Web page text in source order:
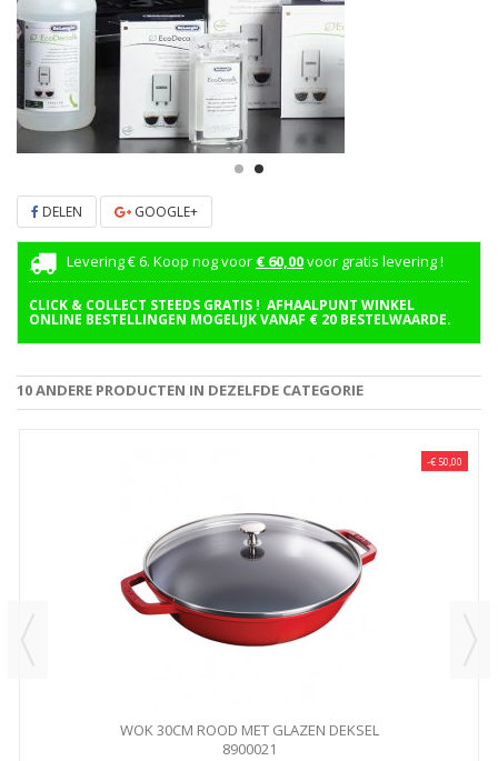
DELEN GOOGLE+
Levering € 6. Koop nog voor € 60,00voor gratis levering !
CLICK & COLLECT STEEDS GRATIS ! AFHAALPUNT WINKEL
ONLINE BESTELLINGEN MOGELIJK VANAF € 20 BESTELWAARDE.
10 ANDERE PRODUCTEN IN DEZELFDE CATEGORIE
-€ 50,00
WOK 30CM ROOD MET GLAZEN DEKSEL
8900021